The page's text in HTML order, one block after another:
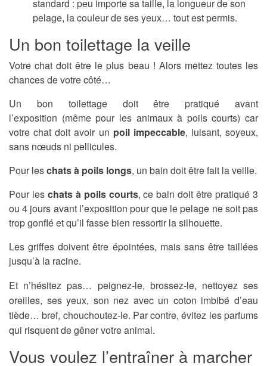
standard : peu importe sa taille, la longueur de son
pelage, la couleur de ses yeux… tout est permis.
Un bon toilettage la veille
Votre chat doit être le plus beau ! Alors mettez toutes les
chances de votre côté…
Un bon toilettage doit être pratiqué avant
l’exposition (même pour les animaux à poils courts) car
votre chat doit avoir un poil impeccable, luisant, soyeux,
sans nœuds ni pellicules.
Pour leschats à poils longs, un bain doit être fait la veille.
Pour les chats à poils courts, ce bain doit être pratiqué 3
ou 4 jours avant l’exposition pour que le pelage ne soit pas
trop gonflé et qu’il fasse bien ressortir la silhouette.
Les griffes doivent être épointées, mais sans être taillées
jusqu’à la racine.
Et n’hésitez pas… peignez-le, brossez-le, nettoyez ses
oreilles, ses yeux, son nez avec un coton imbibé d’eau
tiède… bref, chouchoutez-le. Par contre, évitez les parfums
qui risquent de gêner votre animal.
Vous voulez l’entraîner à marcher